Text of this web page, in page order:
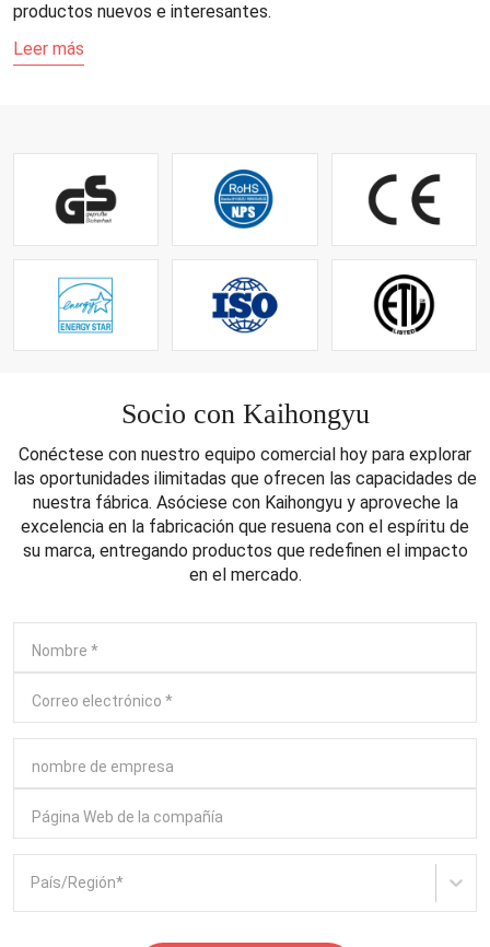
productos nuevos e interesantes.
Leer más
Socio con Kaihongyu
Conéctese con nuestro equipo comercial hoy para explorar
las oportunidades ilimitadas que ofrecen las capacidades de
nuestra fábrica. Asóciese con Kaihongyu y aproveche la
excelencia en la fabricación que resuena con el espíritu de
su marca, entregando productos que redefinen el impacto
en el mercado.
Nombre *
Correo electrónico *
nombre de empresa
Página Web de la compañía
País/Región*